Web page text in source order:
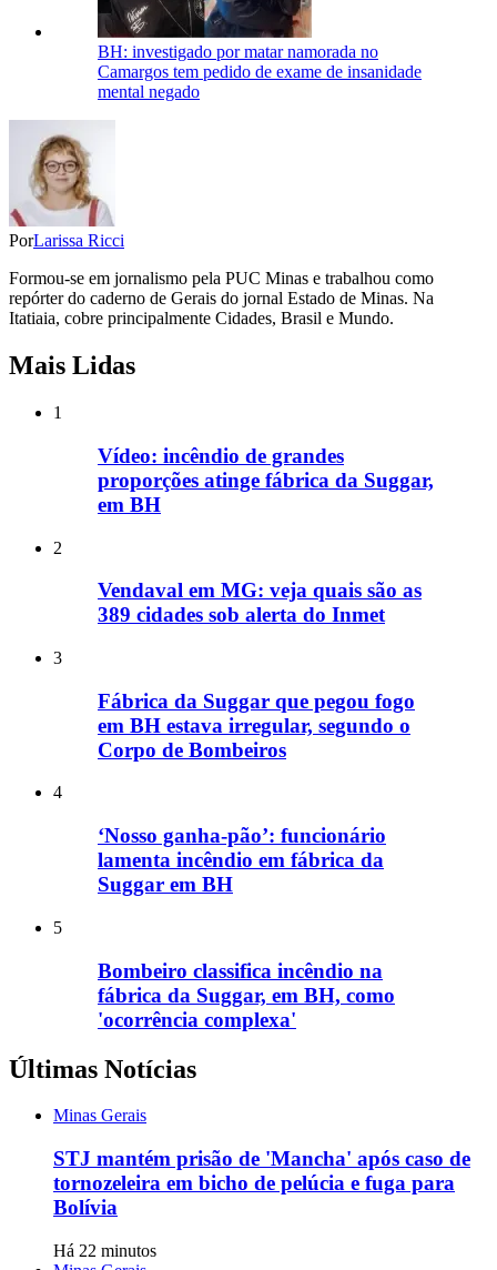
BH: investigado por matar namorada no
Camargos tem pedido de exame de insanidade
mental negado
PorLarissa Ricci
Formou-se em jornalismo pela PUC Minas e trabalhou como
repórter do caderno de Gerais do jornal Estado de Minas. Na
Itatiaia, cobre principalmente Cidades, Brasil e Mundo.
Mais Lidas
1
Vídeo: incêndio de grandes
proporções atinge fábrica da Suggar,
em BH
2
Vendaval em MG: veja quais são as
389 cidades sob alerta do Inmet
3
Fábrica da Suggar que pegou fogo
em BH estava irregular, segundo o
Corpo de Bombeiros
4
‘Nosso ganha-pão’: funcionário
lamenta incêndio em fábrica da
Suggar em BH
5
Bombeiro classifica incêndio na
fábrica da Suggar, em BH, como
'ocorrência complexa'
Últimas Notícias
Minas Gerais
STJ mantém prisão de 'Mancha' após caso de
tornozeleira em bicho de pelúcia e fuga para
Bolívia
Há 22 minutos